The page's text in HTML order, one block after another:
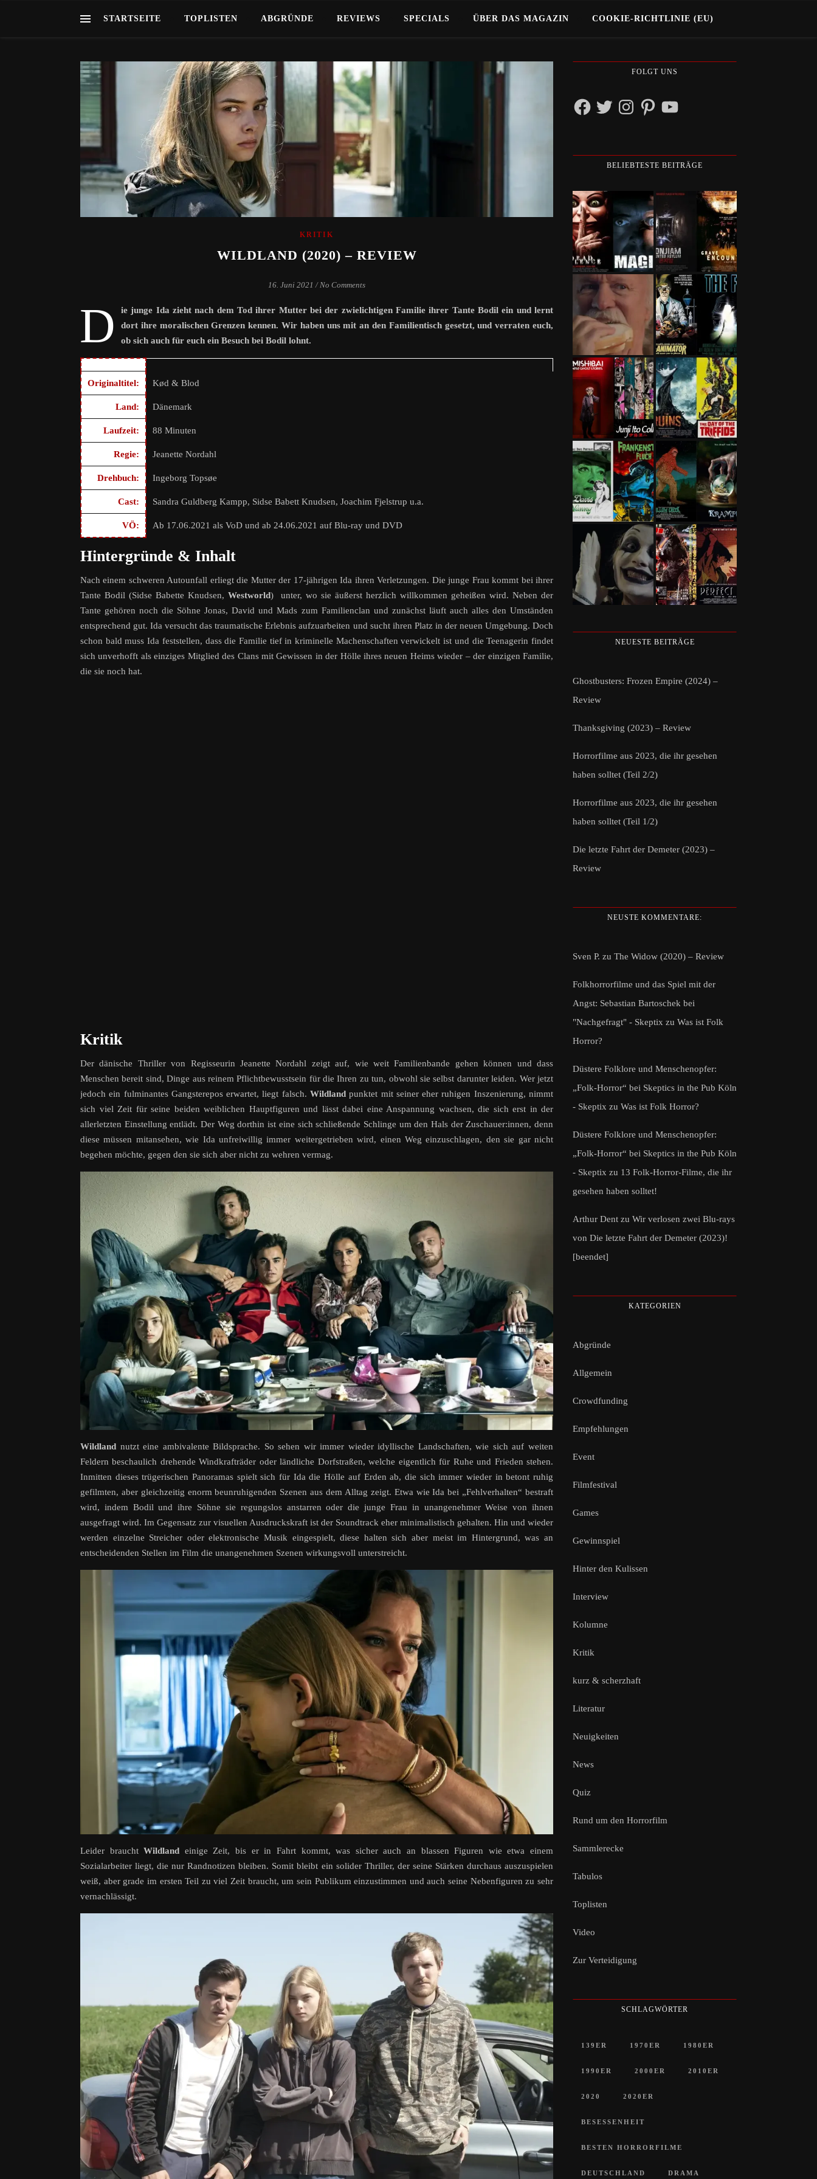
STARTSEITE TOPLISTEN ABGRÜNDE REVIEWS SPECIALS ÜBER DAS MAGAZIN COOKIE-RICHTLINIE (EU)
KRITIK
WILDLAND (2020) – REVIEW
16. Juni 2021 / No Comments
D
ie junge Ida zieht nach dem Tod ihrer Mutter bei der zwielichtigen Familie ihrer Tante Bodil ein und lernt
dort ihre moralischen Grenzen kennen. Wir haben uns mit an den Familientisch gesetzt, und verraten euch,
ob sich auch für euch ein Besuch bei Bodil lohnt.
Originaltitel: Kød & Blod
Land: Dänemark
Laufzeit: 88 Minuten
Regie: Jeanette Nordahl
Drehbuch: Ingeborg Topsøe
Cast: Sandra Guldberg Kampp, Sidse Babett Knudsen, Joachim Fjelstrup u.a.
VÖ: Ab 17.06.2021 als VoD und ab 24.06.2021 auf Blu-ray und DVD
Hintergründe & Inhalt
Nach einem schweren Autounfall erliegt die Mutter der 17-jährigen Ida ihren Verletzungen. Die junge Frau kommt bei ihrer
Tante Bodil (Sidse Babette Knudsen, Westworld) unter, wo sie äußerst herzlich willkommen geheißen wird. Neben der
Tante gehören noch die Söhne Jonas, David und Mads zum Familienclan und zunächst läuft auch alles den Umständen
entsprechend gut. Ida versucht das traumatische Erlebnis aufzuarbeiten und sucht ihren Platz in der neuen Umgebung. Doch
schon bald muss Ida feststellen, dass die Familie tief in kriminelle Machenschaften verwickelt ist und die Teenagerin findet
sich unverhofft als einziges Mitglied des Clans mit Gewissen in der Hölle ihres neuen Heims wieder – der einzigen Familie,
die sie noch hat.
Kritik
Der dänische Thriller von Regisseurin Jeanette Nordahl zeigt auf, wie weit Familienbande gehen können und dass
Menschen bereit sind, Dinge aus reinem Pflichtbewusstsein für die Ihren zu tun, obwohl sie selbst darunter leiden. Wer jetzt
jedoch ein fulminantes Gangsterepos erwartet, liegt falsch. Wildlandpunktet mit seiner eher ruhigen Inszenierung, nimmt
sich viel Zeit für seine beiden weiblichen Hauptfiguren und lässt dabei eine Anspannung wachsen, die sich erst in der
allerletzten Einstellung entlädt. Der Weg dorthin ist eine sich schließende Schlinge um den Hals der Zuschauer:innen, denn
diese müssen mitansehen, wie Ida unfreiwillig immer weitergetrieben wird, einen Weg einzuschlagen, den sie gar nicht
begehen möchte, gegen den sie sich aber nicht zu wehren vermag.
Wildland nutzt eine ambivalente Bildsprache. So sehen wir immer wieder idyllische Landschaften, wie sich auf weiten
Feldern beschaulich drehende Windkrafträder oder ländliche Dorfstraßen, welche eigentlich für Ruhe und Frieden stehen.
Inmitten dieses trügerischen Panoramas spielt sich für Ida die Hölle auf Erden ab, die sich immer wieder in betont ruhig
gefilmten, aber gleichzeitig enorm beunruhigenden Szenen aus dem Alltag zeigt. Etwa wie Ida bei „Fehlverhalten“ bestraft
wird, indem Bodil und ihre Söhne sie regungslos anstarren oder die junge Frau in unangenehmer Weise von ihnen
ausgefragt wird. Im Gegensatz zur visuellen Ausdruckskraft ist der Soundtrack eher minimalistisch gehalten. Hin und wieder
werden einzelne Streicher oder elektronische Musik eingespielt, diese halten sich aber meist im Hintergrund, was an
entscheidenden Stellen im Film die unangenehmen Szenen wirkungsvoll unterstreicht.
Leider brauchtWildland einige Zeit, bis er in Fahrt kommt, was sicher auch an blassen Figuren wie etwa einem
Sozialarbeiter liegt, die nur Randnotizen bleiben. Somit bleibt ein solider Thriller, der seine Stärken durchaus auszuspielen
weiß, aber grade im ersten Teil zu viel Zeit braucht, um sein Publikum einzustimmen und auch seine Nebenfiguren zu sehr
vernachlässigt.
FOLGT UNS
FacebookTwitterInstagramPinterestYouTube
BELIEBTESTE BEITRÄGE
NEUESTE BEITRÄGE
Ghostbusters: Frozen Empire (2024) –
Review
Thanksgiving (2023) – Review
Horrorfilme aus 2023, die ihr gesehen
haben solltet (Teil 2/2)
Horrorfilme aus 2023, die ihr gesehen
haben solltet (Teil 1/2)
Die letzte Fahrt der Demeter (2023) –
Review
NEUSTE KOMMENTARE:
Sven P. zu The Widow (2020) – Review
Folkhorrorfilme und das Spiel mit der
Angst: Sebastian Bartoschek bei
"Nachgefragt" - Skeptix zu Was ist Folk
Horror?
Düstere Folklore und Menschenopfer:
„Folk-Horror“ bei Skeptics in the Pub Köln
- Skeptix zu Was ist Folk Horror?
Düstere Folklore und Menschenopfer:
„Folk-Horror“ bei Skeptics in the Pub Köln
- Skeptix zu 13 Folk-Horror-Filme, die ihr
gesehen haben solltet!
Arthur Dent zu Wir verlosen zwei Blu-rays
von Die letzte Fahrt der Demeter (2023)!
[beendet]
KATEGORIEN
Abgründe
Allgemein
Crowdfunding
Empfehlungen
Event
Filmfestival
Games
Gewinnspiel
Hinter den Kulissen
Interview
Kolumne
Kritik
kurz & scherzhaft
Literatur
Neuigkeiten
News
Quiz
Rund um den Horrorfilm
Sammlerecke
Tabulos
Toplisten
Video
Zur Verteidigung
SCHLAGWÖRTER
139ER 1970ER 1980ER
1990ER 2000ER 2010ER
2020 2020ER
BESESSENHEIT
BESTEN HORRORFILME
DEUTSCHLAND DRAMA